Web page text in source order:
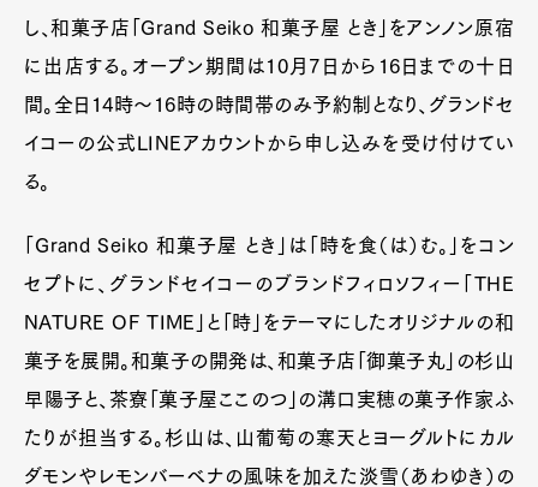
し、和菓子店「Grand Seiko 和菓子屋 とき」をアンノン原宿
に出店する。オープン期間は10月7日から16日までの十日
間。全日14時〜16時の時間帯のみ予約制となり、グランドセ
イコーの公式LINEアカウントから申し込みを受け付けてい
る。
「Grand Seiko 和菓子屋 とき」は「時を食（は）む。」をコン
セプトに、グランドセイコーのブランドフィロソフィー「THE
NATURE OF TIME」と「時」をテーマにしたオリジナルの和
菓子を展開。和菓子の開発は、和菓子店「御菓子丸」の杉山
早陽子と、茶寮「菓子屋ここのつ」の溝口実穂の菓子作家ふ
たりが担当する。杉山は、山葡萄の寒天とヨーグルトにカル
ダモンやレモンバーベナの風味を加えた淡雪（あわゆき）の